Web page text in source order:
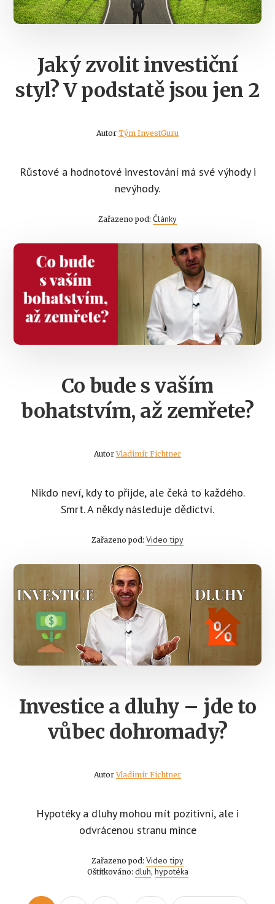
Jaký zvolit investiční
styl? V podstatě jsou jen 2
Autor Tým InvestGuru
Růstové a hodnotové investování má své výhody i
nevýhody.
Zařazeno pod: Články
Co bude s vaším
bohatstvím, až zemřete?
AutorVladimír Fichtner
Nikdo neví, kdy to přijde, ale čeká to každého.
Smrt. A někdy následuje dědictví.
Zařazeno pod: Video tipy
Investice a dluhy – jde to
vůbec dohromady?
AutorVladimír Fichtner
Hypotéky a dluhy mohou mít pozitivní, ale i
odvrácenou stranu mince
Zařazeno pod: Video tipy
Oštítkováno: dluh, hypotéka